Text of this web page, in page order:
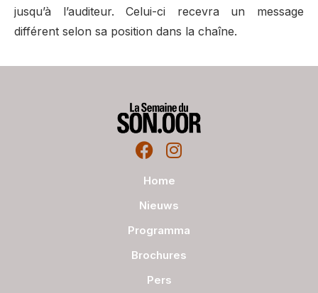
jusqu’à l’auditeur. Celui-ci recevra un message
différent selon sa position dans la chaîne.
Home
Nieuws
Programma
Brochures
Pers